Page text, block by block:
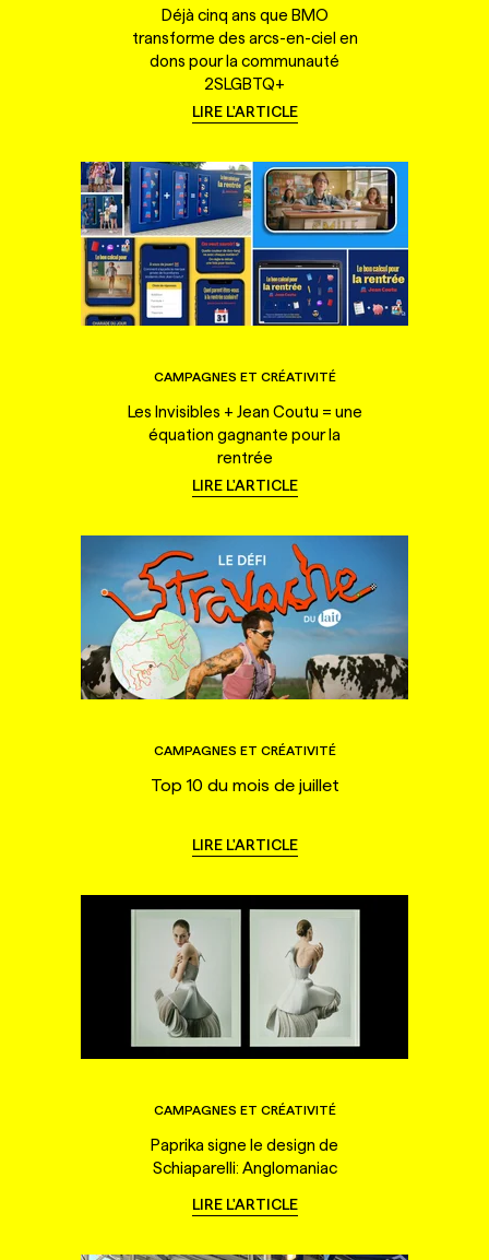
Déjà cinq ans que BMO
transforme des arcs-en-ciel en
dons pour la communauté
2SLGBTQ+
LIRE L'ARTICLE
CAMPAGNES ET CRÉATIVITÉ
Les Invisibles + Jean Coutu = une
équation gagnante pour la
rentrée
LIRE L'ARTICLE
CAMPAGNES ET CRÉATIVITÉ
Top 10 du mois de juillet
LIRE L'ARTICLE
CAMPAGNES ET CRÉATIVITÉ
Paprika signe le design de
Schiaparelli: Anglomaniac
LIRE L'ARTICLE